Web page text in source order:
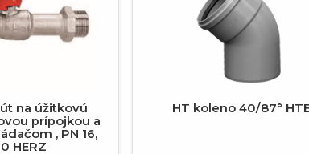
na úžitkovú
prípojkou a
, PN 16,
HERZ
HT koleno 40/87°